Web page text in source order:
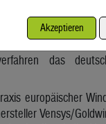
auf die
Projektes
die ersten
das
europäischer
Vensys/
Akzeptieren